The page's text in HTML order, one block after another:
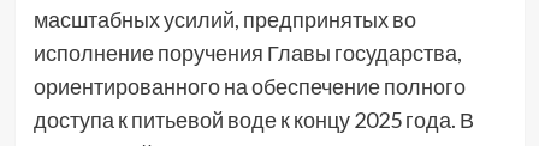
масштабных усилий, предпринятых во
исполнение поручения Главы государства,
ориентированного на обеспечение полного
доступа к питьевой воде к концу 2025 года. В